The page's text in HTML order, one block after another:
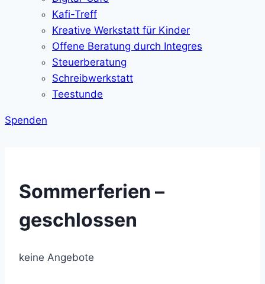
Kafi-Treff
Kreative Werkstatt für Kinder
Offene Beratung durch Integres
Steuerberatung
Schreibwerkstatt
Teestunde
Spenden
Sommerferien –
geschlossen
keine Angebote